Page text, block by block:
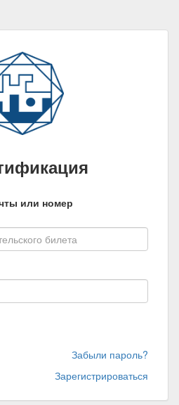
или номер
Забыли пароль?
Зарегистрироваться